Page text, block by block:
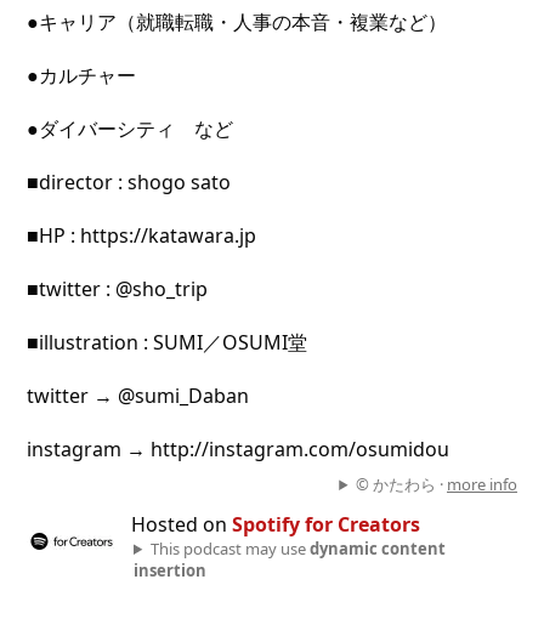
●キャリア（就職転職・人事の本音・複業など）
●カルチャー
●ダイバーシティ など
■director : shogo sato
■HP : https://katawara.jp
■twitter : @sho_trip
■illustration : SUMI／OSUMI堂
twitter → @sumi_Daban
instagram → http://instagram.com/osumidou
© かたわら · more info
Hosted on Spotify for Creators
This podcast may usedynamic content
insertion